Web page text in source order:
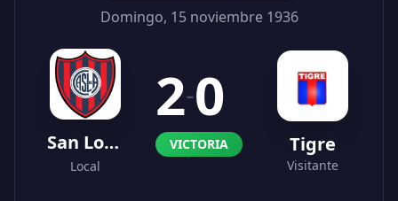
Domingo, 15 noviembre 1936
San Lorenzo
Local
2-0
VICTORIA Tigre
Visitante